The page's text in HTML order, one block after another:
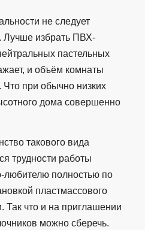
не следует
Лучше избрать ПВХ-
пастельных
и объём комнаты
Что при обычно низких
дома совершенно
такового вида
трудности работы
любителю полностью по
пластмассового
Так что и на приглашении
можно сберечь.